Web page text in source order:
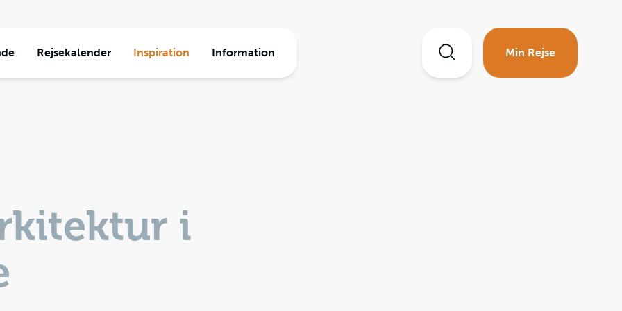
Rejsekalender Inspiration Information Min Rejse
i